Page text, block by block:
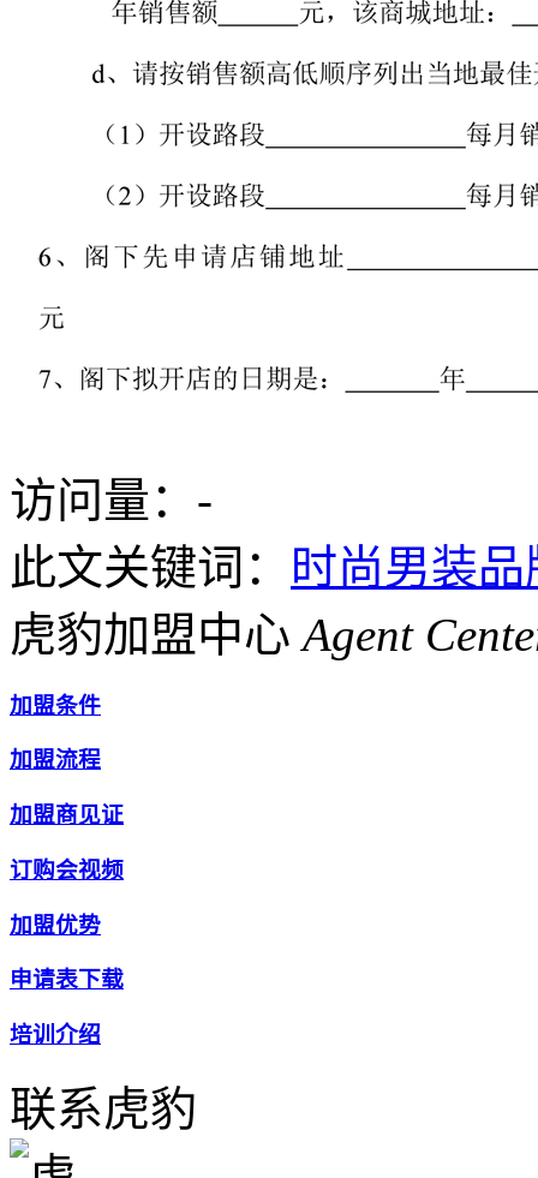
访问量： -
此文关键词：
时尚男装
虎豹加盟中心Agent
加盟条件
加盟流程
加盟商见证
订购会视频
加盟优势
申请表下载
培训介绍
联系虎豹